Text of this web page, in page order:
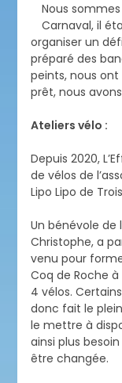
Nous
Carnaval, il
organiser un
préparé des
peints, nous
prêt, nous
Ateliers vélo :
Depuis 2020,
de vélos de
Lipo Lipo de
Un bénévole de
Christophe, a
venu pour
Coq de Roche
4 vélos.
donc fait le
le mettre à
ainsi plus
être changée.